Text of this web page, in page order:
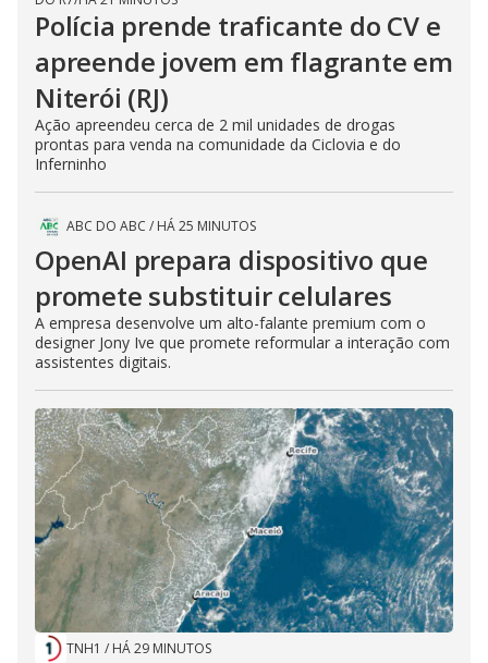
Polícia prende traficante do CV e
apreende jovem em flagrante em
Niterói (RJ)
Ação apreendeu cerca de 2 mil unidades de drogas
prontas para venda na comunidade da Ciclovia e do
Inferninho
ABC DO ABC / HÁ 25 MINUTOS
OpenAI prepara dispositivo que
promete substituir celulares
A empresa desenvolve um alto-falante premium com o
designer Jony Ive que promete reformular a interação com
assistentes digitais.
TNH1 / HÁ 29 MINUTOS